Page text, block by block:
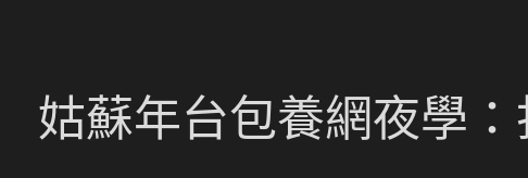
姑蘇年台包養網夜學